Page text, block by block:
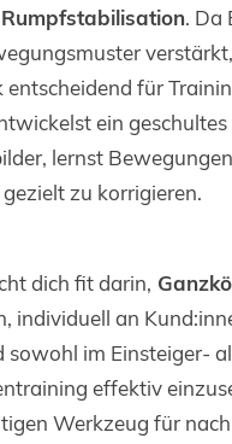
Rumpfstabilisation. Da
entscheidend für
ein
lernst
zu korrigieren.
dich fit darin,
individuell an
sowohl im Einsteiger-
effektiv
Werkzeug für